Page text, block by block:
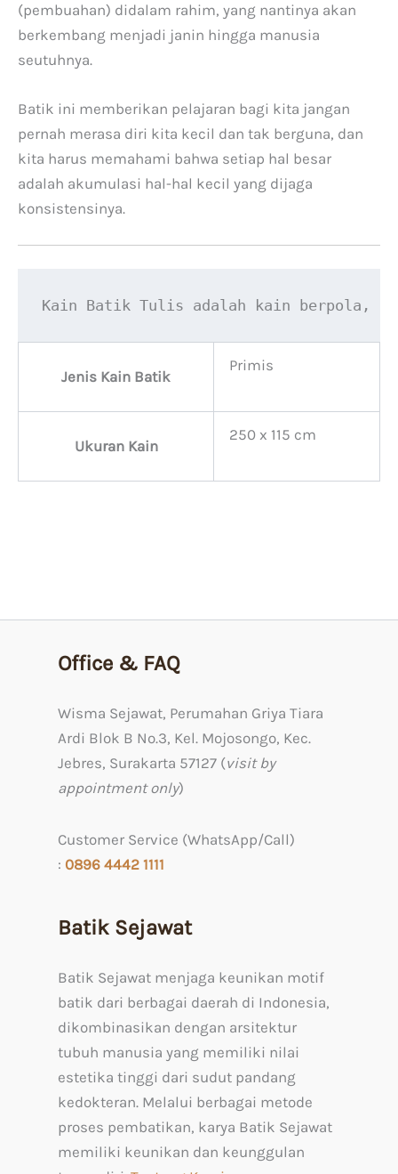
(pembuahan) didalam rahim, yang nantinya akan
berkembang menjadi janin hingga manusia
seutuhnya.
Batik ini memberikan pelajaran bagi kita jangan
pernah merasa diri kita kecil dan tak berguna, dan
kita harus memahami bahwa setiap hal besar
adalah akumulasi hal-hal kecil yang dijaga
konsistensinya.
Kain Batik Tulis adalah kain berpola,
Jenis Kain Batik
Primis
Ukuran Kain
250 x 115 cm
Rp1.319.000.
Office & FAQ
Wisma Sejawat, Perumahan Griya Tiara
Ardi Blok B No.3, Kel. Mojosongo, Kec.
Jebres, Surakarta 57127 (visit by
appointment only)
Customer Service (WhatsApp/Call)
: 0896 4442 1111
Batik Sejawat
Batik Sejawat menjaga keunikan motif
batik dari berbagai daerah di Indonesia,
dikombinasikan dengan arsitektur
tubuh manusia yang memiliki nilai
estetika tinggi dari sudut pandang
kedokteran. Melalui berbagai metode
proses pembatikan, karya Batik Sejawat
memiliki keunikan dan keunggulan